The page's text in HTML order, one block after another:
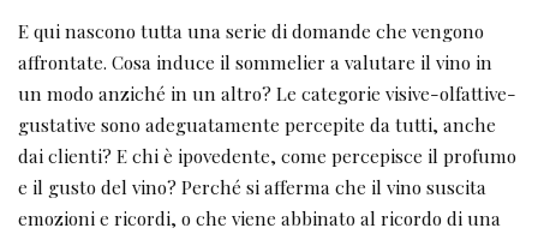
E qui nascono tutta una serie di domande che vengono
affrontate. Cosa induce il sommelier a valutare il vino in
un modo anziché in un altro? Le categorie visive-olfattive-
gustative sono adeguatamente percepite da tutti, anche
dai clienti? E chi è ipovedente, come percepisce il profumo
e il gusto del vino? Perché si afferma che il vino suscita
emozioni e ricordi, o che viene abbinato al ricordo di una